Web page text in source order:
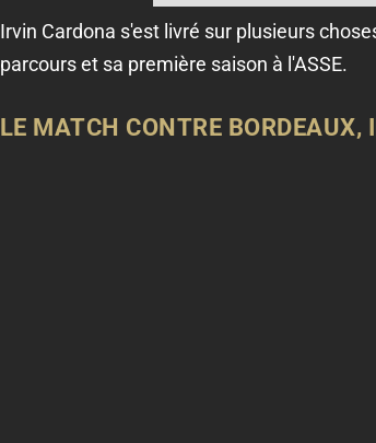
Irvin Cardona s'est livré sur plusieurs
parcours et sa première saison à l'ASSE.
LE MATCH CONTRE